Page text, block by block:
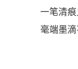
一笔清痕
毫端墨滴